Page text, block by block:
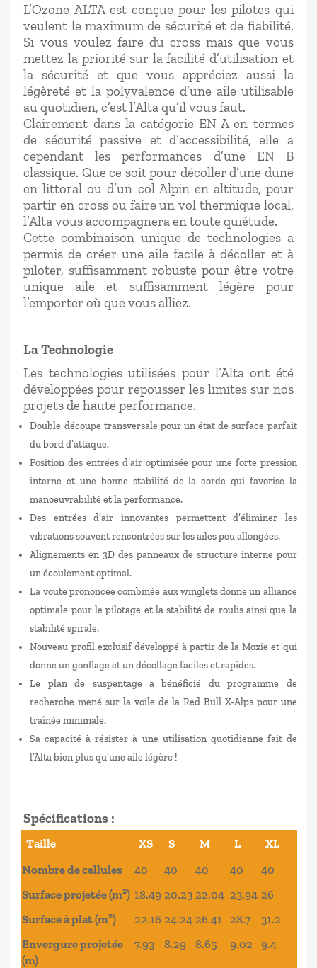
L’Ozone ALTA est conçue pour les pilotes qui
veulent le maximum de sécurité et de fiabilité.
Si vous voulez faire du cross mais que vous
mettez la priorité sur la facilité d’utilisation et
la sécurité et que vous appréciez aussi la
légèreté et la polyvalence d’une aile utilisable
au quotidien, c’est l’Alta qu’il vous faut.
Clairement dans la catégorie EN A en termes
de sécurité passive et d’accessibilité, elle a
cependant les performances d’une EN B
classique. Que ce soit pour décoller d’une dune
en littoral ou d’un col Alpin en altitude, pour
partir en cross ou faire un vol thermique local,
l’Alta vous accompagnera en toute quiétude.
Cette combinaison unique de technologies a
permis de créer une aile facile à décoller et à
piloter, suffisamment robuste pour être votre
unique aile et suffisamment légère pour
l’emporter où que vous alliez.
La Technologie
Les technologies utilisées pour l’Alta ont été
développées pour repousser les limites sur nos
projets de haute performance.
Double découpe transversale pour un état de surface parfait
du bord d’attaque.
Position des entrées d’air optimisée pour une forte pression
interne et une bonne stabilité de la corde qui favorise la
manoeuvrabilité et la performance.
Des entrées d’air innovantes permettent d’éliminer les
vibrations souvent rencontrées sur les ailes peu allongées.
Alignements en 3D des panneaux de structure interne pour
un écoulement optimal.
La voute prononcée combinée aux winglets donne un alliance
optimale pour le pilotage et la stabilité de roulis ainsi que la
stabilité spirale.
Nouveau profil exclusif développé à partir de la Moxie et qui
donne un gonflage et un décollage faciles et rapides.
Le plan de suspentage a bénéficié du programme de
recherche mené sur la voile de la Red Bull X-Alps pour une
traînée minimale.
Sa capacité à résister à une utilisation quotidienne fait de
l’Alta bien plus qu’une aile légère !
Spécifications :
Taille XS S M L
XL
Nombre de cellules
40 40 40 40
40
Surface projetée (m²) 18.49 20.23 22.04 23.94 26
Surface à plat (m²)
22.16 24.24 26.41 28.7
31.2
Envergure projetée
(m)
7.93 8.29 8.65 9.02 9.4